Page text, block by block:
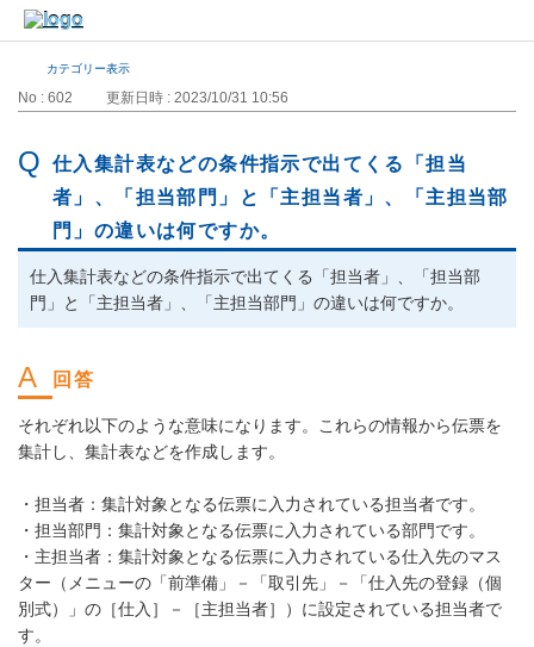
カテゴリー表示
No : 602 更新日時 : 2023/10/31 10:56
仕入集計表などの条件指示で出てくる「担当
者」、「担当部門」と「主担当者」、「主担当部
門」の違いは何ですか。
仕入集計表などの条件指示で出てくる「担当者」、「担当部
門」と「主担当者」、「主担当部門」の違いは何ですか。
それぞれ以下のような意味になります。これらの情報から伝票を
集計し、集計表などを作成します。
・担当者：集計対象となる伝票に入力されている担当者です。
・担当部門：集計対象となる伝票に入力されている部門です。
・主担当者：集計対象となる伝票に入力されている仕入先のマス
ター（メニューの「前準備」－「取引先」－「仕入先の登録（個
別式）」の［仕入］－［主担当者］）に設定されている担当者で
す。